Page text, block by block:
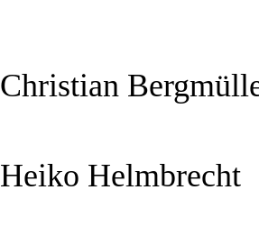
Christian
Heiko Helmbrecht